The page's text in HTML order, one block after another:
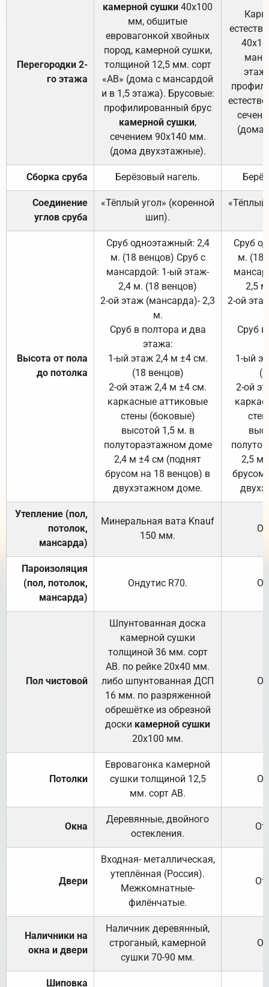
Перегородки 2-
го этажа
камерной сушки 40х100
мм, обшитые
евровагонкой хвойных
пород, камерной сушки,
толщиной 12,5 мм. сорт
«АВ» (дома с мансардой
и в 1,5 этажа). Брусовые:
профилированный брус
камерной сушки,
сечением 90х140 мм.
(дома двухэтажные).
(дома
Сборка сруба Берёзовый нагель.
Соединение
углов сруба
«Тёплый угол» (коренной
шип).
«Тёплый
Высота от пола
до потолка
Сруб одноэтажный: 2,4
м. (18 венцов) Сруб с
мансардой: 1-ый этаж-
2,4 м. (18 венцов)
2-ой этаж (мансарда)- 2,3
м.
Сруб в полтора и два
этажа:
1-ый этаж 2,4 м ±4 см.
(18 венцов)
2-ой этаж 2,4 м ±4 см.
каркасные аттиковые
стены (боковые)
высотой 1,5 м. в
полутораэтажном доме
2,4 м ±4 см (поднят
брусом на 18 венцов) в
двухэтажном доме.
Сруб
м. (18
2,5
2-ой
Сруб
1-ый
2-ой
2,5 м
брусом
Утепление (пол,
потолок,
мансарда)
Минеральная вата Knauf
150 мм.
Пароизоляция
(пол, потолок,
мансарда)
Ондутис R70.
Пол чистовой
Шпунтованная доска
камерной сушки
толщиной 36 мм. сорт
АВ. по рейке 20х40 мм.
либо шпунтованная ДСП
16 мм. по разряженной
обрешётке из обрезной
доски камерной сушки
20х100 мм.
Потолки
Евровагонка камерной
сушки толщиной 12,5
мм. сорт АВ.
Окна
Деревянные, двойного
остекления.
Двери
Входная- металлическая,
утеплённая (Россия).
Межкомнатные-
филёнчатые.
Наличники на
окна и двери
Наличник деревянный,
строганый, камерной
сушки 70-90 мм.
Шиповка